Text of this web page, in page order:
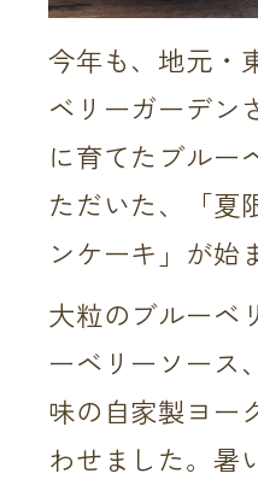
今年も、地元・
ベリーガーデン
に育てたブルー
ただいた、「夏
ンケーキ」が始
大粒のブルーベ
ーベリーソース
味の自家製ヨー
わせました。暑